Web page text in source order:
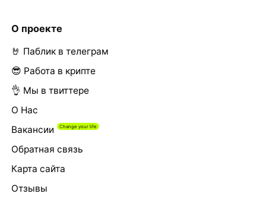
О проекте
🤘 Паблик в телеграм
😎 Работа в крипте
👌 Мы в твиттере
О Нас
Вакансии
Обратная связь
Карта сайта
Отзывы